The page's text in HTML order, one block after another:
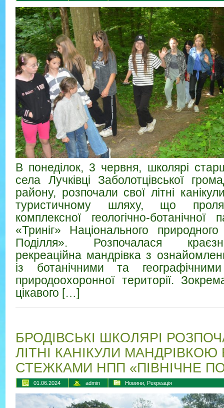
В понеділок, 3 червня, школярі
села Лучківці Заболотцівської
району, розпочали свої літні
туристичному шляху, що
комплексної геологічно-ботанічної
«Триніг» Національного
Поділля». Розпочалася
рекреаційна мандрівка з
із ботанічними та
природоохоронної території.
цікавого […]
БРОДІВСЬКІ ШКОЛЯРІ
ЛІТНІ КАНІКУЛИ МАНДРІВКОЮ
СТЕЖКАМИ НПП «ПІВНІЧНЕ
01.06.2024 admin Новини Рекреація